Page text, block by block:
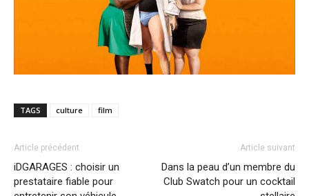
TAGS culture film
Article précédent
iDGARAGES : choisir un
prestataire fiable pour
Article suivant
Dans la peau d’un membre du
Club Swatch pour un cocktail